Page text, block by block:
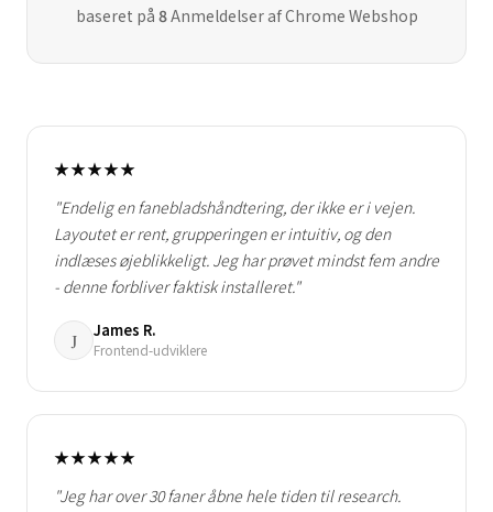
baseret på 8Anmeldelser af Chrome Webshop
★★★★★
"Endelig en fanebladshåndtering, der ikke er i vejen.
Layoutet er rent, grupperingen er intuitiv, og den
indlæses øjeblikkeligt. Jeg har prøvet mindst fem andre
- denne forbliver faktisk installeret."
J James R.
Frontend-udviklere
★★★★★
"Jeg har over 30 faner åbne hele tiden til research.